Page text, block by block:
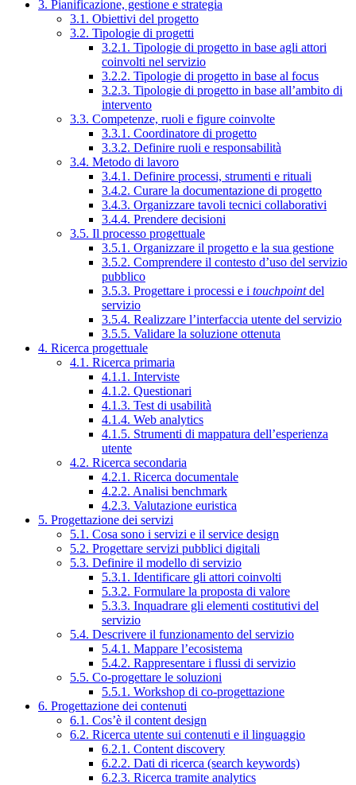
3. Pianificazione, gestione e strategia
3.1. Obiettivi del progetto
3.2. Tipologie di progetti
3.2.1. Tipologie di progetto in base agli attori
coinvolti nel servizio
3.2.2. Tipologie di progetto in base al focus
3.2.3. Tipologie di progetto in base all’ambito di
intervento
3.3. Competenze, ruoli e figure coinvolte
3.3.1. Coordinatore di progetto
3.3.2. Definire ruoli e responsabilità
3.4. Metodo di lavoro
3.4.1. Definire processi, strumenti e rituali
3.4.2. Curare la documentazione di progetto
3.4.3. Organizzare tavoli tecnici collaborativi
3.4.4. Prendere decisioni
3.5. Il processo progettuale
3.5.1. Organizzare il progetto e la sua gestione
3.5.2. Comprendere il contesto d’uso del servizio
pubblico
3.5.3. Progettare i processi e i touchpointdel
servizio
3.5.4. Realizzare l’interfaccia utente del servizio
3.5.5. Validare la soluzione ottenuta
4. Ricerca progettuale
4.1. Ricerca primaria
4.1.1. Interviste
4.1.2. Questionari
4.1.3. Test di usabilità
4.1.4. Web analytics
4.1.5. Strumenti di mappatura dell’esperienza
utente
4.2. Ricerca secondaria
4.2.1. Ricerca documentale
4.2.2. Analisi benchmark
4.2.3. Valutazione euristica
5. Progettazione dei servizi
5.1. Cosa sono i servizi e il service design
5.2. Progettare servizi pubblici digitali
5.3. Definire il modello di servizio
5.3.1. Identificare gli attori coinvolti
5.3.2. Formulare la proposta di valore
5.3.3. Inquadrare gli elementi costitutivi del
servizio
5.4. Descrivere il funzionamento del servizio
5.4.1. Mappare l’ecosistema
5.4.2. Rappresentare i flussi di servizio
5.5. Co-progettare le soluzioni
5.5.1. Workshop di co-progettazione
6. Progettazione dei contenuti
6.1. Cos’è il content design
6.2. Ricerca utente sui contenuti e il linguaggio
6.2.1. Content discovery
6.2.2. Dati di ricerca (search keywords)
6.2.3. Ricerca tramite analytics